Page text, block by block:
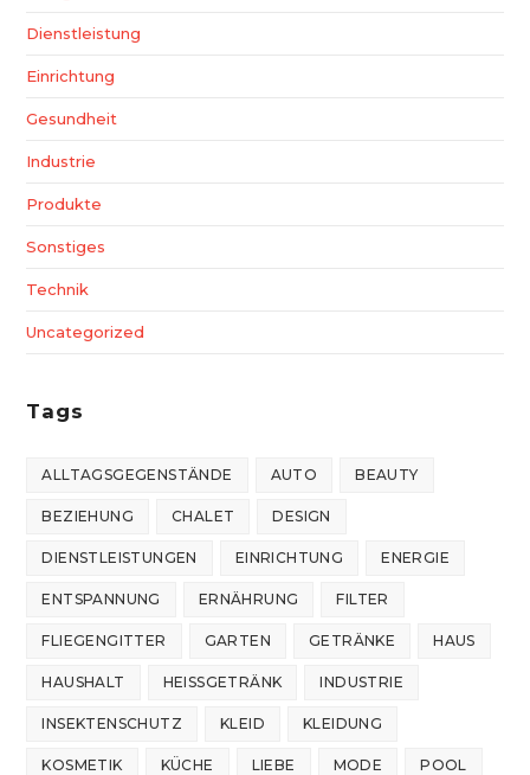
Dienstleistung
Einrichtung
Gesundheit
Industrie
Produkte
Sonstiges
Technik
Uncategorized
Tags
ALLTAGSGEGENSTÄNDE AUTO BEAUTY
BEZIEHUNG CHALET DESIGN
DIENSTLEISTUNGEN EINRICHTUNG ENERGIE
ENTSPANNUNG ERNÄHRUNG FILTER
FLIEGENGITTER GARTEN GETRÄNKE HAUS
HAUSHALT HEISSGETRÄNK INDUSTRIE
INSEKTENSCHUTZ KLEID KLEIDUNG
KOSMETIK KÜCHE LIEBE MODE POOL